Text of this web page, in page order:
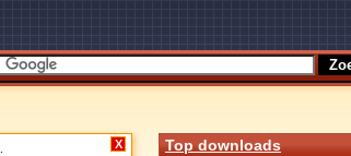
X Top downloads